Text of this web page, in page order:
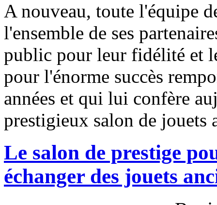
A nouveau, toute l'équipe
l'ensemble de ses
public pour leur fidélité et
pour l'énorme succès
années et qui lui confère
prestigieux salon de jouets
Le salon de prestige
échanger des jouets